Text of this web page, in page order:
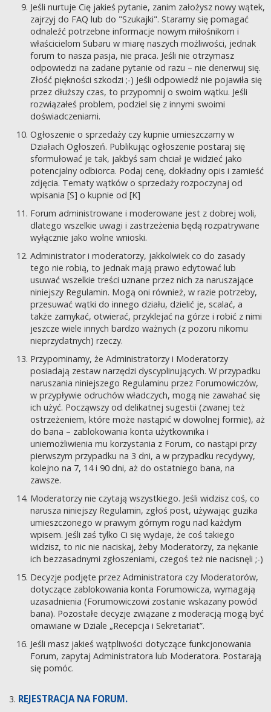
Jeśli nurtuje Cię jakieś pytanie, zanim założysz nowy wątek,
zajrzyj do FAQ lub do "Szukajki". Staramy się pomagać
odnaleźć potrzebne informacje nowym miłośnikom i
właścicielom Subaru w miarę naszych możliwości, jednak
forum to nasza pasja, nie praca. Jeśli nie otrzymasz
odpowiedzi na zadane pytanie od razu – nie denerwuj się.
Złość piękności szkodzi ;-) Jeśli odpowiedź nie pojawiła się
przez dłuższy czas, to przypomnij o swoim wątku. Jeśli
rozwiązałeś problem, podziel się z innymi swoimi
doświadczeniami.
Ogłoszenie o sprzedaży czy kupnie umieszczamy w
Działach Ogłoszeń. Publikując ogłoszenie postaraj się
sformułować je tak, jakbyś sam chciał je widzieć jako
potencjalny odbiorca. Podaj cenę, dokładny opis i zamieść
zdjęcia. Tematy wątków o sprzedaży rozpoczynaj od
wpisania [S] o kupnie od [K]
Forum administrowane i moderowane jest z dobrej woli,
dlatego wszelkie uwagi i zastrzeżenia będą rozpatrywane
wyłącznie jako wolne wnioski.
Administrator i moderatorzy, jakkolwiek co do zasady
tego nie robią, to jednak mają prawo edytować lub
usuwać wszelkie treści uznane przez nich za naruszające
niniejszy Regulamin. Mogą oni również, w razie potrzeby,
przesuwać wątki do innego działu, dzielić je, scalać, a
także zamykać, otwierać, przyklejać na górze i robić z nimi
jeszcze wiele innych bardzo ważnych (z pozoru nikomu
nieprzydatnych) rzeczy.
Przypominamy, że Administratorzy i Moderatorzy
posiadają zestaw narzędzi dyscyplinujących. W przypadku
naruszania niniejszego Regulaminu przez Forumowiczów,
w przypływie odruchów władczych, mogą nie zawahać się
ich użyć. Począwszy od delikatnej sugestii (zwanej też
ostrzeżeniem, które może nastąpić w dowolnej formie), aż
do bana – zablokowania konta użytkownika i
uniemożliwienia mu korzystania z Forum, co nastąpi przy
pierwszym przypadku na 3 dni, a w przypadku recydywy,
kolejno na 7, 14 i 90 dni, aż do ostatniego bana, na
zawsze.
Moderatorzy nie czytają wszystkiego. Jeśli widzisz coś, co
narusza niniejszy Regulamin, zgłoś post, używając guzika
umieszczonego w prawym górnym rogu nad każdym
wpisem. Jeśli zaś tylko Ci się wydaje, że coś takiego
widzisz, to nic nie naciskaj, żeby Moderatorzy, za nękanie
ich bezzasadnymi zgłoszeniami, czegoś też nie nacisnęli ;-)
Decyzje podjęte przez Administratora czy Moderatorów,
dotyczące zablokowania konta Forumowicza, wymagają
uzasadnienia (Forumowiczowi zostanie wskazany powód
bana). Pozostałe decyzje związane z moderacją mogą być
omawiane w Dziale „Recepcja i Sekretariat”.
Jeśli masz jakieś wątpliwości dotyczące funkcjonowania
Forum, zapytaj Administratora lub Moderatora. Postarają
się pomóc.
REJESTRACJA NA FORUM.